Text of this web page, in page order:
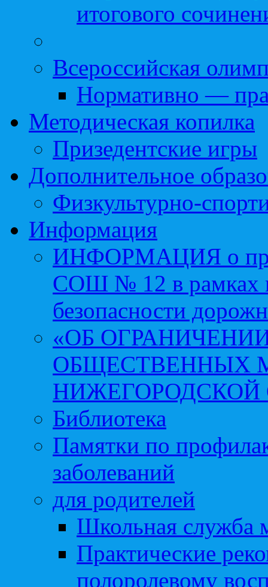
итогового
Всероссийская
Нормативно —
Методическая копилка
Призедентские игры
Дополнительное
Физкультурно-
Информация
ИНФОРМАЦИЯ о
СОШ № 12 в рамках
безопасности
«ОБ
ОБЩЕСТВЕННЫХ
НИЖЕГОРОДСКОЙ
Библиотека
Памятки по
заболеваний
для родителей
Школьная служба
Практические
полоролевому